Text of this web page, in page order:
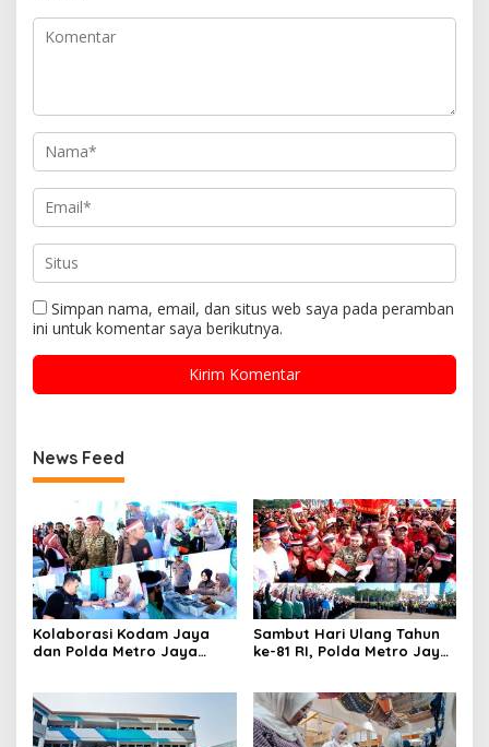
Simpan nama, email, dan situs web saya pada peramban
ini untuk komentar saya berikutnya.
News Feed
Kolaborasi Kodam Jaya
dan Polda Metro Jaya
Sambut Hari Ulang Tahun
ke-81 RI, Polda Metro Jaya